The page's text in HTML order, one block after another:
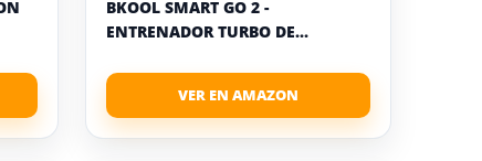
BKOOL SMART GO 2 -
ENTRENADOR TURBO DE...